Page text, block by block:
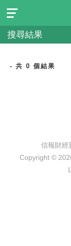
搜尋結果
- 共 0 個結果
信報財經
Copyright ©